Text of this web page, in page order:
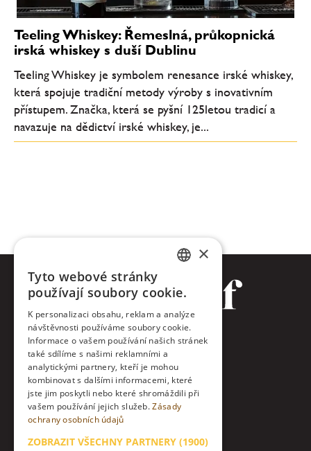
Teeling Whiskey: Řemeslná, průkopnická
irská whiskey s duší Dublinu
Teeling Whiskey je symbolem renesance irské whiskey,
která spojuje tradiční metody výroby s inovativním
přístupem. Značka, která se pyšní 125letou tradicí a
navazuje na dědictví irské whiskey, je...
Facebook
Twitter
Instagram
LinkedIn
ENGLISH
×
Tyto webové stránky
používají soubory cookie.
K personalizaci obsahu, reklam a analýze
návštěvnosti používáme soubory cookie.
Informace o vašem používání našich stránek
také sdílíme s našimi reklamními a
analytickými partnery, kteří je mohou
kombinovat s dalšími informacemi, které
jste jim poskytli nebo které shromáždili při
vašem používání jejich služeb.Zásady
ochrany osobních údajů
ZOBRAZIT VŠECHNY PARTNERY (1900)